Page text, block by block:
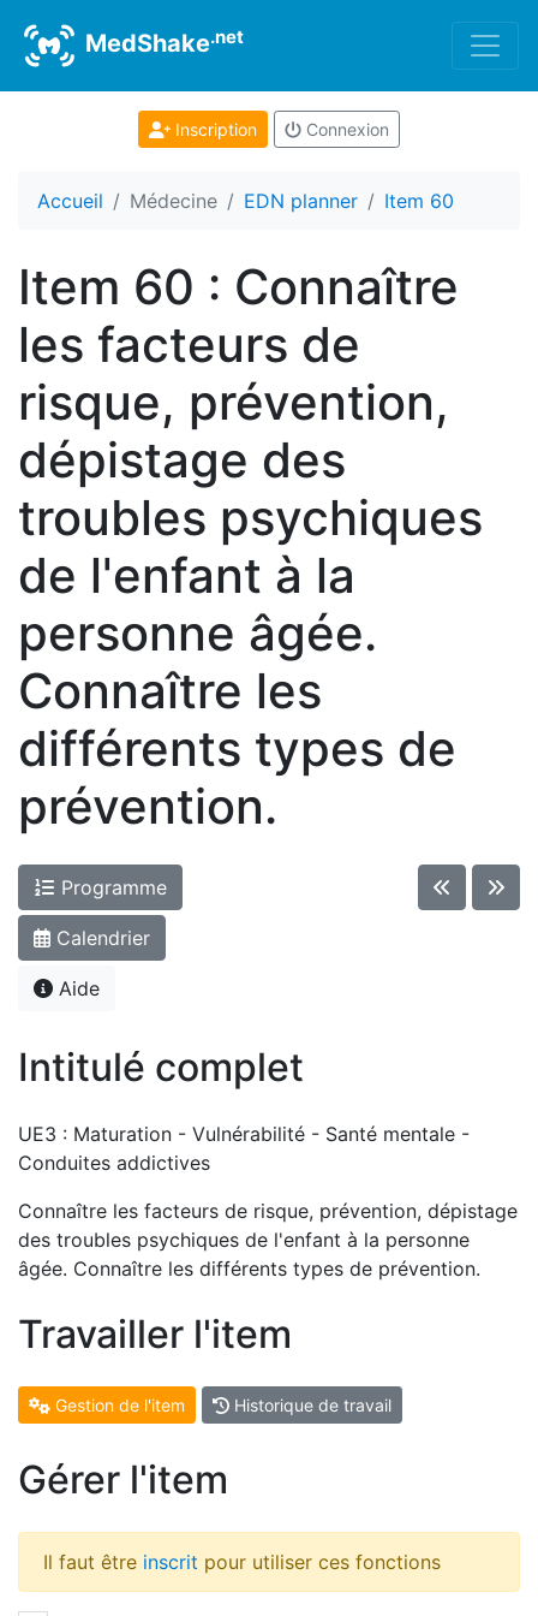
MedShake.net
Inscription Connexion
Accueil Médecine EDN planner Item 60
Item 60 : Connaître
les facteurs de
risque, prévention,
dépistage des
troubles psychiques
de l'enfant à la
personne âgée.
Connaître les
différents types de
prévention.
Programme
Calendrier
Aide
Intitulé complet
UE3 : Maturation - Vulnérabilité - Santé mentale -
Conduites addictives
Connaître les facteurs de risque, prévention, dépistage
des troubles psychiques de l'enfant à la personne
âgée. Connaître les différents types de prévention.
Travailler l'item
Gestion de l'item Historique de travail
Gérer l'item
Il faut être inscrit pour utiliser ces fonctions